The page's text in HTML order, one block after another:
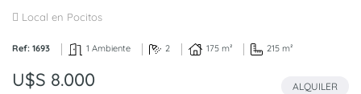
Local en Pocitos
Ref: 1693 1 Ambiente 2 175 m² 215 m²
U$S 8.000 ALQUILER